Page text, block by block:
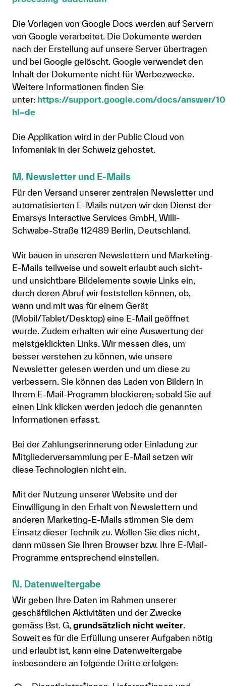
Die Vorlagen von Google Docs werden auf Servern
von Google verarbeitet. Die Dokumente werden
nach der Erstellung auf unsere Server übertragen
und bei Google gelöscht. Google verwendet den
Inhalt der Dokumente nicht für Werbezwecke.
Weitere Informationen finden Sie
unter: https://support.google.com/docs/answer/
hl=de
Die Applikation wird in der Public Cloud von
Infomaniak in der Schweiz gehostet.
M. Newsletter und E-Mails
Für den Versand unserer zentralen Newsletter und
automatisierten E-Mails nutzen wir den Dienst der
Emarsys Interactive Services GmbH, Willi-
Schwabe-Straße 112489 Berlin, Deutschland.
Wir bauen in unseren Newslettern und Marketing-
E-Mails teilweise und soweit erlaubt auch sicht-
und unsichtbare Bildelemente sowie Links ein,
durch deren Abruf wir feststellen können, ob,
wann und mit was für einem Gerät
(Mobil/Tablet/Desktop) eine E-Mail geöffnet
wurde. Zudem erhalten wir eine Auswertung der
meistgeklickten Links. Wir messen dies, um
besser verstehen zu können, wie unsere
Newsletter gelesen werden und um diese zu
verbessern. Sie können das Laden von Bildern in
Ihrem E-Mail-Programm blockieren; sobald Sie auf
einen Link klicken werden jedoch die genannten
Informationen erfasst.
Bei der Zahlungserinnerung oder Einladung zur
Mitgliederversammlung per E-Mail setzen wir
diese Technologien nicht ein.
Mit der Nutzung unserer Website und der
Einwilligung in den Erhalt von Newslettern und
anderen Marketing-E-Mails stimmen Sie dem
Einsatz dieser Technik zu. Wollen Sie dies nicht,
dann müssen Sie Ihren Browser bzw. Ihre E-Mail-
Programme entsprechend einstellen.
N. Datenweitergabe
Wir geben Ihre Daten im Rahmen unserer
geschäftlichen Aktivitäten und der Zwecke
gemäss Bst. G, grundsätzlich nicht weiter.
Soweit es für die Erfüllung unserer Aufgaben nötig
und erlaubt ist, kann eine Datenweitergabe
insbesondere an folgende Dritte erfolgen: